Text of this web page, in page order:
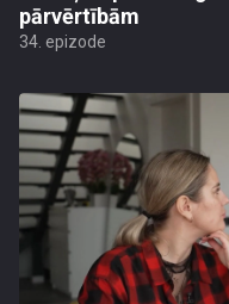
pārvērtībām
34. epizode